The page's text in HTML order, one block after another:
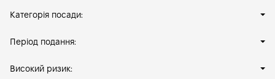
Категорія посади:
Період подання:
Високий ризик: